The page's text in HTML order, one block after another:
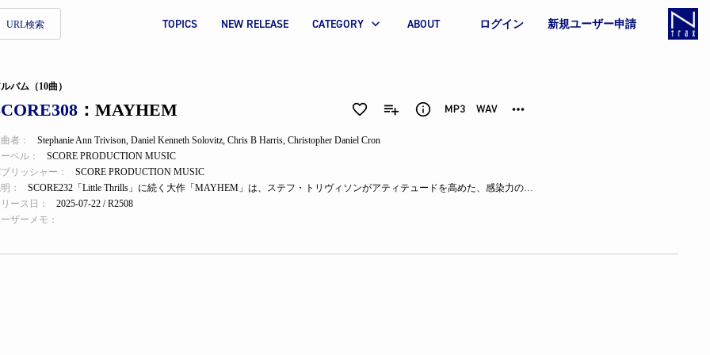
URL検索 TOPICS NEW RELEASE CATEGORY ABOUT ログイン 新規ユーザー申請
バム（10曲）
：MAYHEM
者： Stephanie Ann Trivison, Daniel Kenneth Solovitz, Chris B Harris, Christopher Daniel Cron
ベル：
SCORE PRODUCTION MUSIC
リッシャー：
SCORE PRODUCTION MUSIC
：
SCORE232「Little Thrills」に続く大作「MAYHEM」は、ステフ・トリヴィソンがアティテュードを高めた、感染力のあるファンキーなポップ・ソング集だ。ウィット、言葉遊び、そして抗いがたいフックが詰まったこの作品は、アップビートで、クレバーで、センスに溢れている。
ース日：
2025-07-22 / R2508
ザーメモ：